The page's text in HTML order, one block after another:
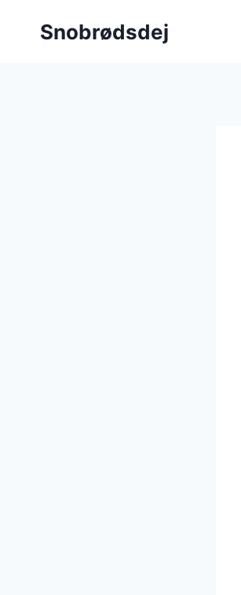
Snobrødsdej